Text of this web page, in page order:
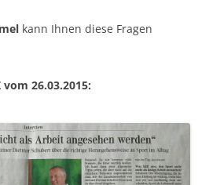
kann Ihnen diese Fragen
26.03.2015: